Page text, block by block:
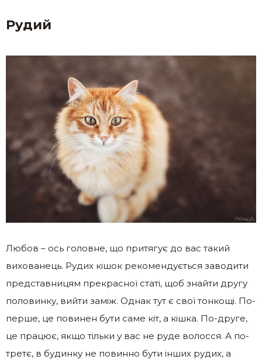
Рудий
Любов – ось головне, що притягує до вас такий
вихованець. Рудих кішок рекомендується заводити
представницям прекрасної статі, щоб знайти другу
половинку, вийти заміж. Однак тут є свої тонкощі. По-
перше, це повинен бути саме кіт, а кішка. По-друге,
це працює, якщо тільки у вас не руде волосся. А по-
третє, в будинку не повинно бути інших рудих, а